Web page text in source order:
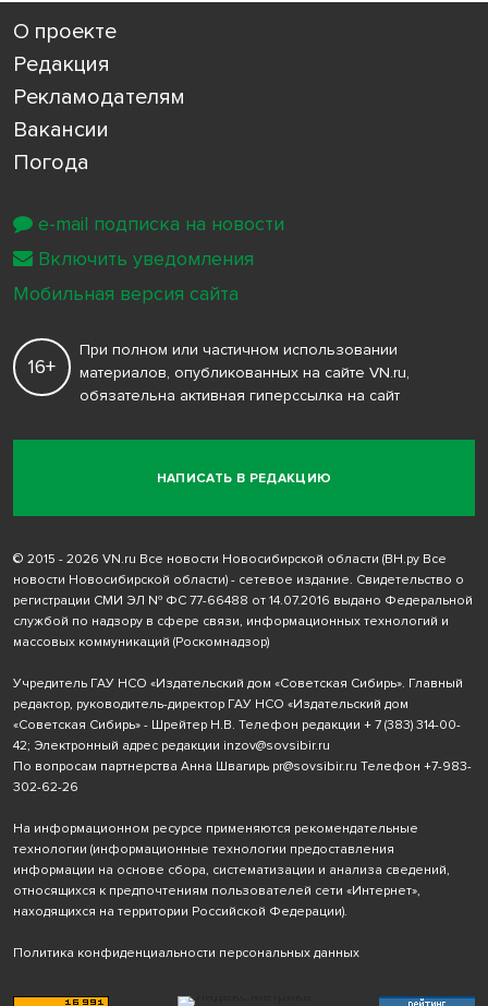
О проекте
Редакция
Рекламодателям
Вакансии
Погода
НАПИСАТЬ В РЕДАКЦИЮ
16+
При полном или частичном использовании
материалов, опубликованных на сайте VN.ru,
обязательна активная гиперссылка на сайт
© 2015 - 2026 VN.ru Все новости Новосибирской области (ВН.ру Все
новости Новосибирской области) - сетевое издание. Свидетельство о
регистрации СМИ ЭЛ № ФС 77-66488 от 14.07.2016 выдано Федеральной
службой по надзору в сфере связи, информационных технологий и
массовых коммуникаций (Роскомнадзор)
Учредитель ГАУ НСО «Издательский дом «Советская Сибирь». Главный
редактор, руководитель-директор ГАУ НСО «Издательский дом
«Советская Сибирь» - Шрейтер Н.В. Телефон редакции + 7 (383) 314-00-
42; Электронный адрес редакции inzov@sovsibir.ru
По вопросам партнерства Анна Швагирь pr@sovsibir.ru Телефон +7-983-
302-62-26
На информационном ресурсе применяются рекомендательные
технологии (информационные технологии предоставления
информации на основе сбора, систематизации и анализа сведений,
относящихся к предпочтениям пользователей сети «Интернет»,
находящихся на территории Российской Федерации).
Политика конфиденциальности персональных данных
e-mail подписка на новости
Включить уведомления
Мобильная версия сайта